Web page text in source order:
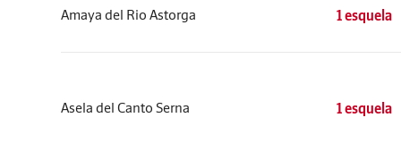
Amaya del Rio Astorga 1 esquela
Asela del Canto Serna 1 esquela